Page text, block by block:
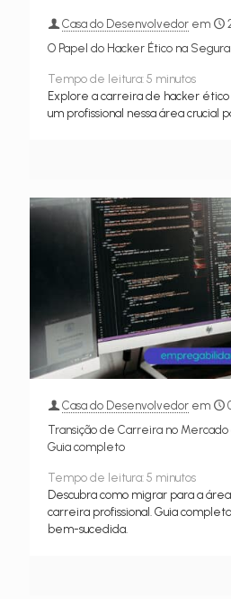
Casa do Desenvolvedor em
O Papel do Hacker Ético na
Tempo de leitura: 5 minutos
Explore a carreira de hacker
um profissional nessa área crucial
Casa do Desenvolvedor em
Transição de Carreira no
Guia completo
Tempo de leitura: 5 minutos
Descubra como migrar para a
carreira profissional. Guia
bem-sucedida.